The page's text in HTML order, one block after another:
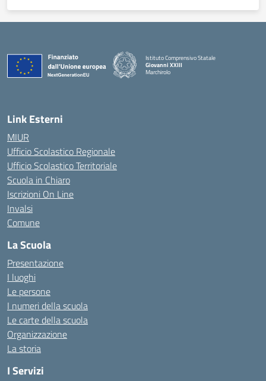
Istituto Comprensivo Statale
Giovanni XXIII
Marchirolo
Link Esterni
MIUR
Ufficio Scolastico Regionale
Ufficio Scolastico Territoriale
Scuola in Chiaro
Iscrizioni On Line
Invalsi
Comune
La Scuola
Presentazione
I luoghi
Le persone
I numeri della scuola
Le carte della scuola
Organizzazione
La storia
I Servizi